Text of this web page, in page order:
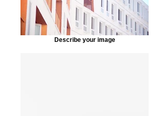
Describe your image